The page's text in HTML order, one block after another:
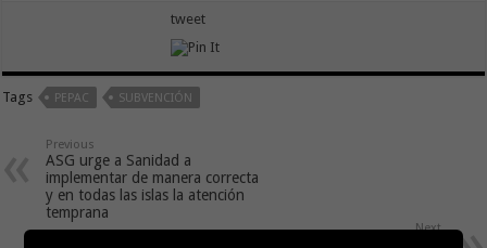
tweet
Tags PEPAC SUBVENCIÓN
Previous
ASG urge a Sanidad a
implementar de manera correcta
y en todas las islas la atención
temprana
Next